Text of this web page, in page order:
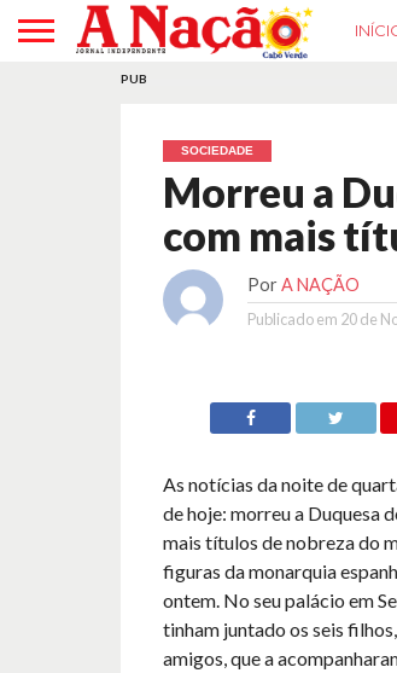
PUB
SOCIEDADE
Morreu a
com mais
Por A NAÇÃO
Publicado em 20 de
As notícias da noite de
de hoje: morreu a Duquesa
mais títulos de nobreza do
figuras da monarquia
ontem. No seu palácio em
tinham juntado os seis
amigos, que a